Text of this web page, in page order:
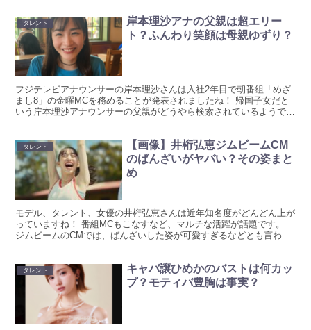
タレント
岸本理沙アナの父親は超エリー
ト？ふんわり笑顔は母親ゆずり？
フジテレビアナウンサーの岸本理沙さんは入社2年目で朝番組「めざ
まし8」の金曜MCを務めることが発表されましたね！ 帰国子女だと
いう岸本理沙アナウンサーの父親がどうやら検索されているようです
タレント
【画像】井桁弘恵ジムビームCM
のばんざいがヤバい？その姿まと
め
モデル、タレント、女優の井桁弘恵さんは近年知名度がどんどん上が
っていますね！ 番組MCもこなすなど、マルチな活躍が話題です。
ジムビームのCMでは、ばんざいした姿が可愛すぎるなどとも言われ
タレント
キャバ譲ひめかのバストは何カッ
プ？モティバ豊胸は事実？